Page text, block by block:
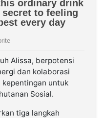
Alissa, berpotensi
dan kolaborasi
untuk
Sosial.
tiga langkah